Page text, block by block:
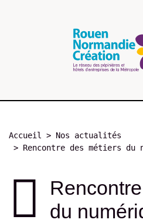
Fil
d'Ariane
Accueil
Nos actualités
Rencontre des métiers du
du